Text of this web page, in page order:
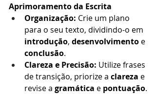
Aprimoramento da Escrita
Organização: Crie um plano
para o seu texto, dividindo-o em
introdução, desenvolvimento e
conclusão.
Clareza e Precisão: Utilize frases
de transição, priorize a clareza e
revise a gramática e pontuação.